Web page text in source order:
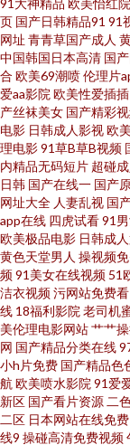
91 TS美妖 狼人伊人
媒 av在线撸撸 韩国3
精品 欧美性爱直播 午
Av 超碰2026 激情五
日韩肏逼网 伊人大香
影音先锋97干 成人Aⅴ
91美女视频 欧美国产
综合 91专区熟女 国
欧美日韩一色哟哟 亚
国产绯色 国产呦系列
91大神精品 欧美怡红
页 国产日韩精品91 91
网址 青青草国产成人
中国韩国日本高清 国
合 欧美69潮喷伦理片
爱aa影院 欧美性爱插插
产丝袜美女 国产精彩
电影 日韩成人影视欧
理电影91草B草B视频
内精品无码短片 超碰
日韩 国产在线一 国产
网址大全 人妻乱视 国
app在线 四虎试看91
欧美极品电影 日韩成
黄色天堂男人 操视频
频91美女在线视频 51
洁衣视频污网站免费看
线 18福利影院 老司机
美伦理电影网站艹艹
网 国产精品分类在线
小h片免费 国产精品色
航 欧美喷水影院 91爱
新区 国产看片资源 二
二区 日本网站在线免费
线9 操碰高清免费视频